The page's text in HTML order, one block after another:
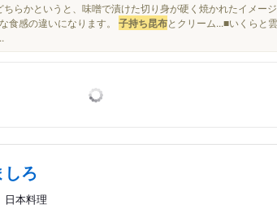
らかというと、味噌で漬けた切り身が硬く焼かれたイメージ
食感の違いになります。 子持ち昆布とクリーム...■いくら
ろ
日本料理